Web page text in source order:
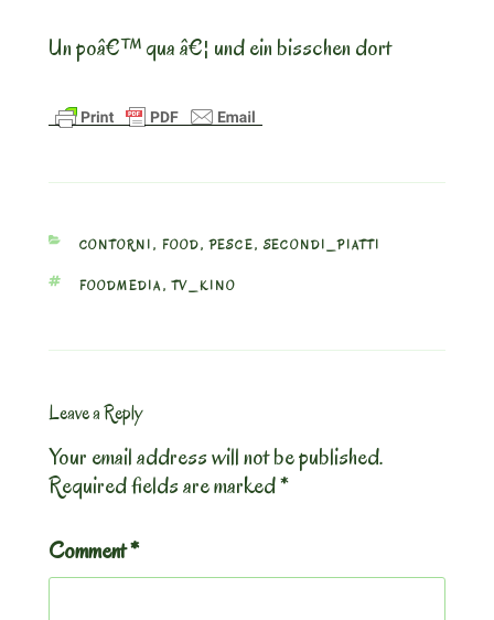
Un poâ€™ qua â€¦ und ein bisschen dort
CATEGORIES
CONTORNI , FOOD,PESCE,SECONDI_PIATTI
TAGS
FOODMEDIA,TV_KINO
Leave a Reply
Your email address will not be published.
Required fields are marked*
Comment*